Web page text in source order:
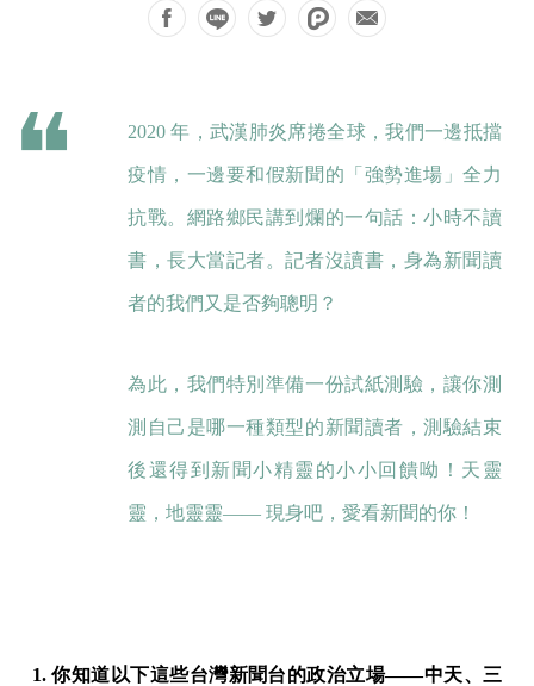
2020 年，武漢肺炎席捲全球，我們一邊抵擋
疫情，一邊要和假新聞的「強勢進場」全力
抗戰。網路鄉民講到爛的一句話：小時不讀
書，長大當記者。記者沒讀書，身為新聞讀
者的我們又是否夠聰明？
為此，我們特別準備一份試紙測驗，讓你測
測自己是哪一種類型的新聞讀者，測驗結束
後還得到新聞小精靈的小小回饋呦！天靈
靈，地靈靈—— 現身吧，愛看新聞的你！
1. 你知道以下這些台灣新聞台的政治立場——中天、三